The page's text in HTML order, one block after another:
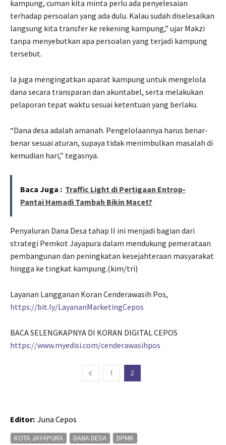
kampung, cuman kita minta perlu ada penyelesaian
terhadap persoalan yang ada dulu. Kalau sudah diselesaikan
langsung kita transfer ke rekening kampung,” ujar Makzi
tanpa menyebutkan apa persoalan yang terjadi kampung
tersebut.
Ia juga mengingatkan aparat kampung untuk mengelola
dana secara transparan dan akuntabel, serta melakukan
pelaporan tepat waktu sesuai ketentuan yang berlaku.
“Dana desa adalah amanah. Pengelolaannya harus benar-
benar sesuai aturan, supaya tidak menimbulkan masalah di
kemudian hari,” tegasnya.
Baca Juga : Traffic Light di Pertigaan Entrop-
Pantai Hamadi Tambah Bikin Macet?
Penyaluran Dana Desa tahap II ini menjadi bagian dari
strategi Pemkot Jayapura dalam mendukung pemerataan
pembangunan dan peningkatan kesejahteraan masyarakat
hingga ke tingkat kampung.(kim/tri)
Layanan Langganan Koran Cenderawasih Pos,
https://bit.ly/LayananMarketingCepos
BACA SELENGKAPNYA DI KORAN DIGITAL CEPOS
https://www.myedisi.com/cenderawasihpos
1 2
Editor: Juna Cepos
KOTA JAYAPURA DANA DESA DPMK